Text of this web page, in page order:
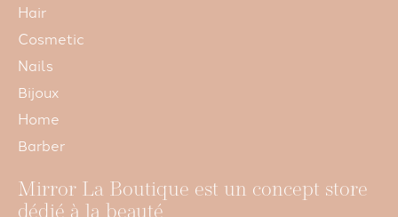
Hair
Cosmetic
Nails
Bijoux
Home
Barber
Mirror La Boutique est un concept store